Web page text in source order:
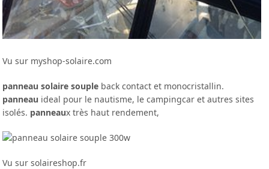
Vu sur myshop-solaire.com
panneau solaire souple back contact et monocristallin.
panneau ideal pour le nautisme, le campingcar et autres sites
isolés. panneaux très haut rendement,
Vu sur solaireshop.fr